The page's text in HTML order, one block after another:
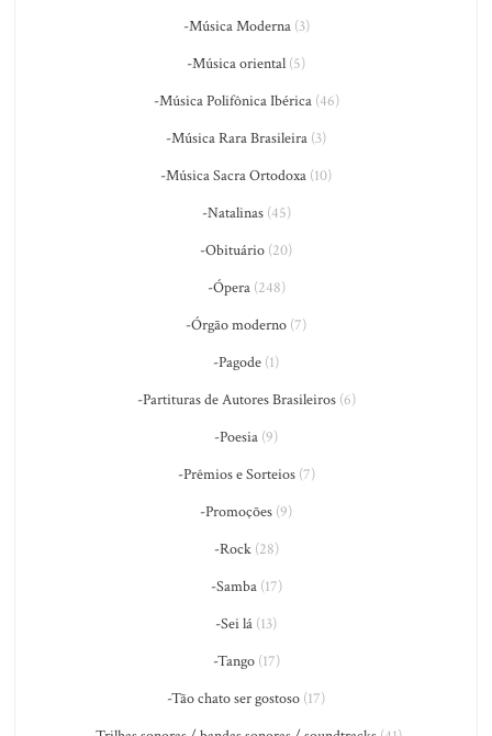
-Música Moderna(3)
-Música oriental (5)
-Música Polifônica Ibérica(46)
-Música Rara Brasileira (3)
-Música Sacra Ortodoxa (10)
-Natalinas(45)
-Obituário (20)
-Ópera(248)
-Órgão moderno (7)
-Pagode (1)
-Partituras de Autores Brasileiros(6)
-Poesia (9)
-Prêmios e Sorteios(7)
-Promoções (9)
-Rock(28)
-Samba(17)
-Sei lá (13)
-Tango(17)
-Tão chato ser gostoso (17)